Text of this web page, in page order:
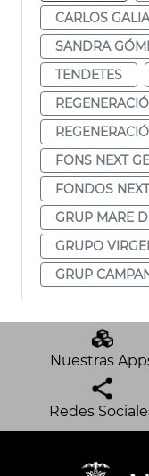
CARLOS
SANDRA
TENDETES
FONS NEXT
FONDOS
GRUP MARE
GRUPO
GRUP
Nuestras
Redes